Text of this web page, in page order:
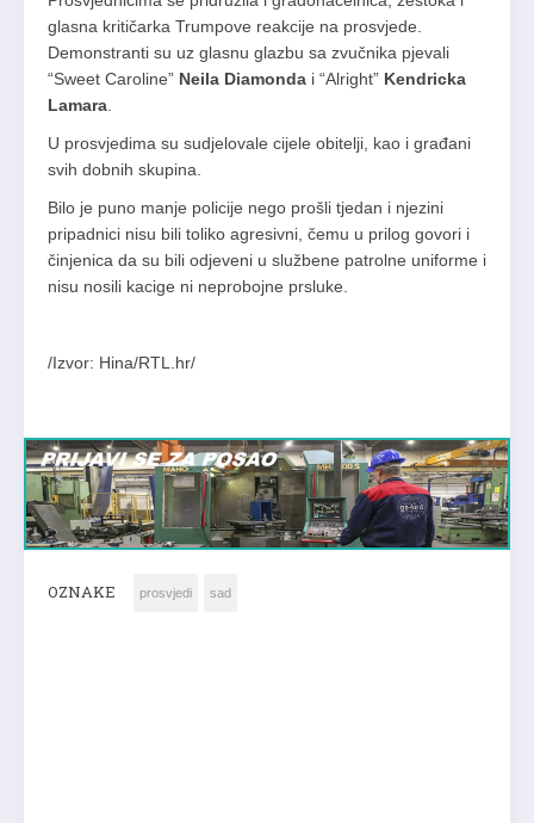
glasna kritičarka Trumpove reakcije na prosvjede.
Demonstranti su uz glasnu glazbu sa zvučnika pjevali
“Sweet Caroline” Neila Diamonda i “Alright” Kendricka
Lamara
U prosvjedima su sudjelovale cijele obitelji, kao i građani
svih dobnih skupina.
Bilo je puno manje policije nego prošli tjedan i njezini
pripadnici nisu bili toliko agresivni, čemu u prilog govori i
činjenica da su bili odjeveni u službene patrolne uniforme i
nisu nosili kacige ni neprobojne prsluke.
/Izvor: Hina/RTL.hr/
OZNAKE prosvjedi sad